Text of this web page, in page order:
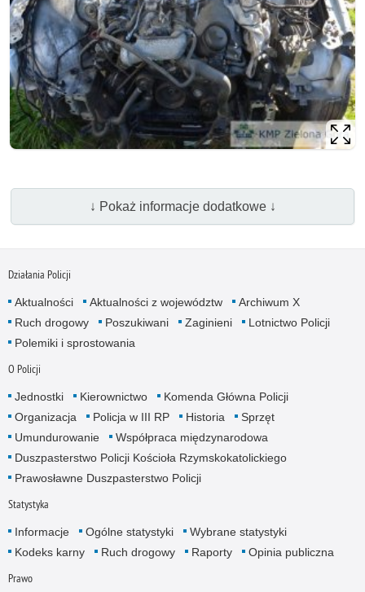
↓ Pokaż informacje dodatkowe ↓
Działania Policji
Aktualności Aktualności z województw
Archiwum X
Ruch drogowy
Poszukiwani Zaginieni
Lotnictwo Policji
Polemiki i sprostowania
O Policji
Jednostki Kierownictwo
Komenda Główna Policji
Organizacja
Policja w III RP Historia
Sprzęt
Umundurowanie
Współpraca międzynarodowa
Duszpasterstwo Policji Kościoła Rzymskokatolickiego
Prawosławne Duszpasterstwo Policji
Statystyka
Informacje Ogólne statystyki
Wybrane statystyki
Kodeks karny
Ruch drogowy Raporty Opinia publiczna
Prawo